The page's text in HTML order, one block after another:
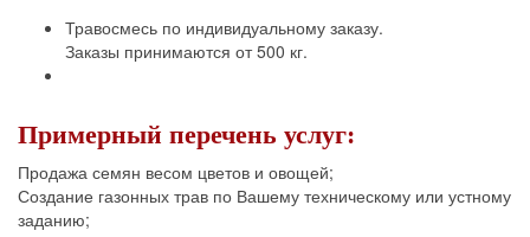
Травосмесь по индивидуальному заказу.
Заказы принимаются от 500 кг.
Примерный перечень услуг:
Продажа семян весом цветов и овощей;
Создание газонных трав по Вашему техническому или устному
заданию;